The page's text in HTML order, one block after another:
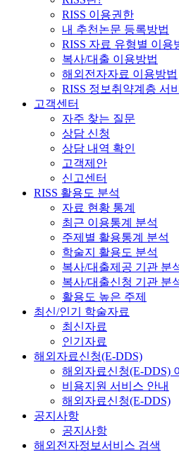
RISS 이용권한
내 추천논문 등록방법
RISS 자료 유형별 이용
복사/대출 이용방법
해외전자자료 이용방법
RISS 정보취약계층 서
고객센터
자주 찾는 질문
상담 신청
상담 내역 확인
고객제안
신고센터
RISS 활용도 분석
자료 현황 통계
최근 이용통계 분석
주제별 활용통계 분석
학술지 활용도 분석
복사/대출제공 기관 분
복사/대출신청 기관 분
활용도 높은 주제
최신/인기 학술자료
최신자료
인기자료
해외자료신청(E-DDS)
해외자료신청(E-DDS)
비용지원 서비스 안내
해외자료신청(E-DDS)
공지사항
공지사항
해외전자정보서비스 검색